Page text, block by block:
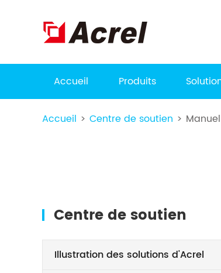
Accueil Produits
Accueil Centre de soutien
Centre de soutien
Illustration des solutions d'Acrel